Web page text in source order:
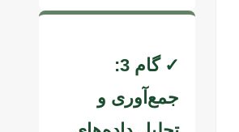
✓ گام 3:
جمع‌آوری و